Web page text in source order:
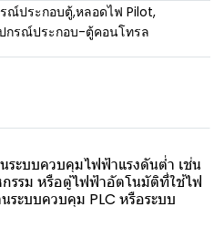
ณ์ประกอบตู้,หลอดไฟ Pilot,
กรณ์ประกอบ-ตู้คอนโทรล
ะบบควบคุมไฟฟ้าแรงดันต่ำ เช่น
รรม หรือตู้ไฟฟ้าอัตโนมัติที่ใช้ไฟ
ะบบควบคุม PLC หรือระบบ